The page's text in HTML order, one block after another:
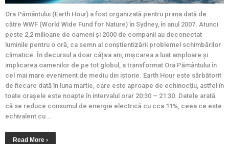
Ora Pământului (Earth Hour) a fost organizată pentru prima dată de
către WWF (World Wide Fund for Nature) în Sydney, în anul 2007. Atunci
peste 2,2 milioane de oameni și 2000 de companii au deconectat
luminile pentru o oră, ca semn al conștientizării problemei schimbărilor
climatice. În decursul a doar câțiva ani, mișcarea a luat amploare și
implicarea oamenilor de pe tot globul, a transformat Ora Pământului în
cel mai mare eveniment de mediu din istorie. Earth Hour este sărbătorit
de fiecare dată în luna martie, care este aproape de echinocțiu, astfel în
toate orașele este noapte în intervalul orar 20:30 – 21:30. Datele arată
că se reduce consumul de energie electrică cu cca 11%, ceea ce este
echivalent cu...
Read More ›